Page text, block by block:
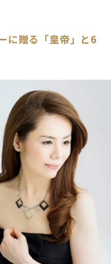
に贈る「皇帝」と6